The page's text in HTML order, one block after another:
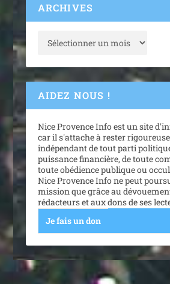
ARCHIVES
AIDEZ NOUS !
Nice Provence Info est un site
car il s'attache à rester
indépendant de tout parti
puissance financière, de toute
toute obédience publique ou
Nice Provence Info ne peut
mission que grâce au
rédacteurs et aux dons de ses
Je fais un don